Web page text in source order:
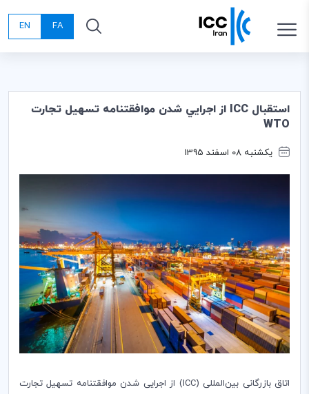
FA
EN
استقبال ICC از اجرايي شدن موافقتنامه تسهيل تجارت
WTO
یکشنبه 08 اسفند 1395
اتاق بازرگانی بین‌المللی (ICC) از اجرایی شدن موافقتنامه تسهیل تجارت